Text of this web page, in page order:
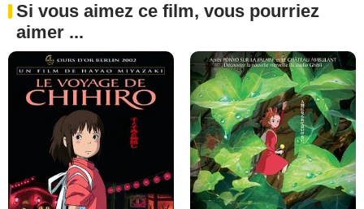
Si vous aimez ce film, vous pourriez
aimer ...